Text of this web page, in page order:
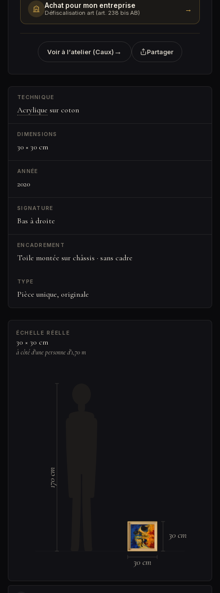
Achat pour mon entreprise
Défiscalisation art (art. 238 bis AB) →
Voir à l’atelier (Caux) → Partager
TECHNIQUE
Acrylique sur coton
DIMENSIONS
30 × 30 cm
ANNÉE
2020
SIGNATURE
Bas à droite
ENCADREMENT
Toile montée sur châssis · sans cadre
TYPE
Pièce unique, originale
ÉCHELLE RÉELLE
30 × 30 cm
à côté d'une personne d'1,70 m
30 cm
30 cm
170 cm